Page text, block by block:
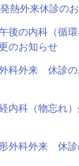
熱外来休診の
後の内科（循
のお知らせ
科外来 休診の
内科（物忘れ
外科外来 休診